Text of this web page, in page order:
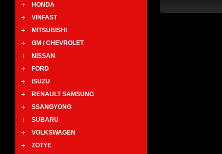
HONDA
VINFAST
MITSUBISHI
GM / CHEVROLET
NISSAN
FORD
ISUZU
RENAULT SAMSUNG
SSANGYONG
SUBARU
VOLKSWAGEN
ZOTYE